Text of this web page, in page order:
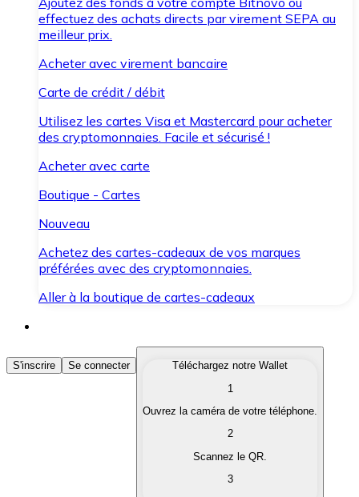
effectuez des achats directs par virement SEPA au
meilleur prix.
Acheter avec virement bancaire
Carte de crédit / débit
Utilisez les cartes Visa et Mastercard pour acheter
des cryptomonnaies. Facile et sécurisé !
Acheter avec carte
Boutique - Cartes
Nouveau
Achetez des cartes-cadeaux de vos marques
préférées avec des cryptomonnaies.
Aller à la boutique de cartes-cadeaux
Acheter des Cryptomonnaies
Achetez les cryptomonnaies qui vous intéressent
Convertissez vos cryptomonnaies en monnaie
S'inscrire Se connecter
Téléchargez notre Wallet
1
Ouvrez la caméra de votre téléphone.
2
Scannez le QR.
3